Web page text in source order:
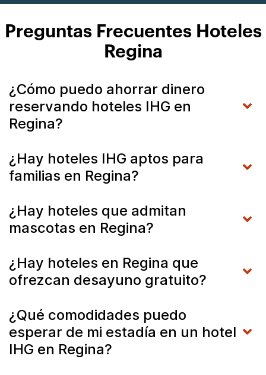
Preguntas Frecuentes Hoteles
Regina
¿Cómo puedo ahorrar dinero
reservando hoteles IHG en
Regina?
¿Hay hoteles IHG aptos para
familias en Regina?
¿Hay hoteles que admitan
mascotas en Regina?
¿Hay hoteles en Regina que
ofrezcan desayuno gratuito?
¿Qué comodidades puedo
esperar de mi estadía en un hotel
IHG en Regina?